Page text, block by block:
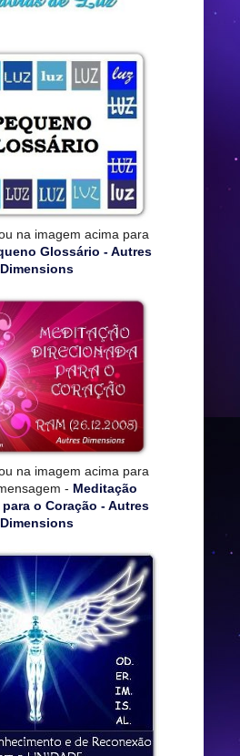
na imagem acima para
Glossário - Autres
Dimensions
na imagem acima para
- Meditação
o Coração - Autres
Dimensions